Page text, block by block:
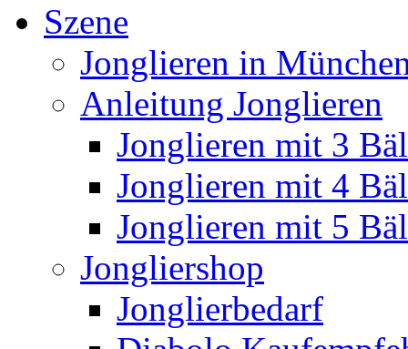
Szene
Jonglieren in
Anleitung Jonglieren
Jonglieren mit 3
Jonglieren mit 4
Jonglieren mit 5
Jongliershop
Jonglierbedarf